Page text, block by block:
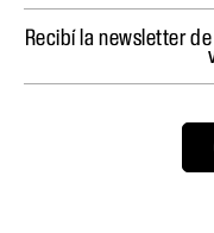
Recibí la newsletter de